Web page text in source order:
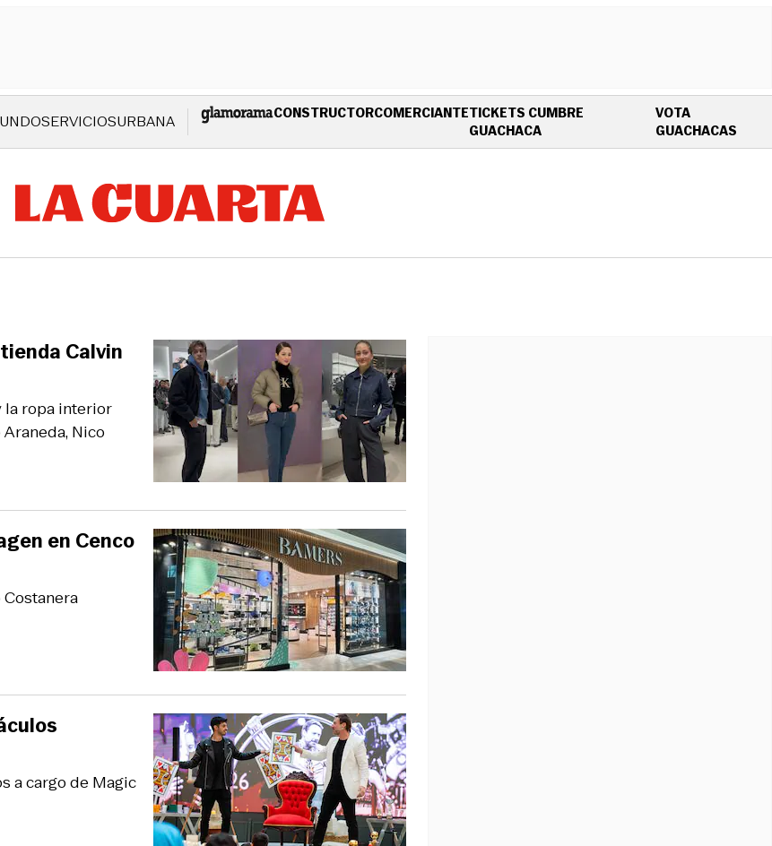
SERVICIOSURBANA CONSTRUCTORCOMERCIANTETICKETS CUMBRE
GUACHACAOPENS IN NEW WINDOW
VOTA
GUACHACAS
la ropa interior
Nico
Calvin
en Cenco
a cargo de Magic